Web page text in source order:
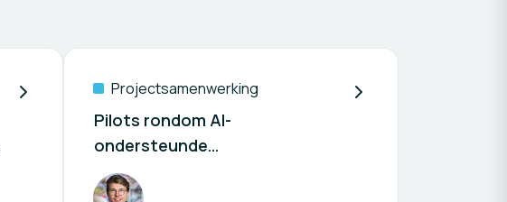
Projectsamenwerking
Pilots rondom AI-
ondersteunde
kennisontsluiting in de zorg